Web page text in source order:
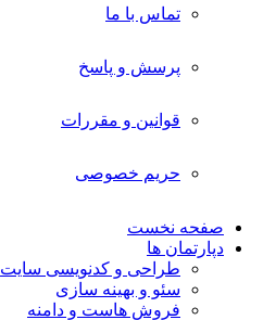
تماس با ما
پرسش و پاسخ
قوانین و مقررات
حریم خصوصی
صفحه نخست
دپارتمان ها
طراحی و کدنویسی سایت
سئو و بهینه سازی
فروش هاست و دامنه